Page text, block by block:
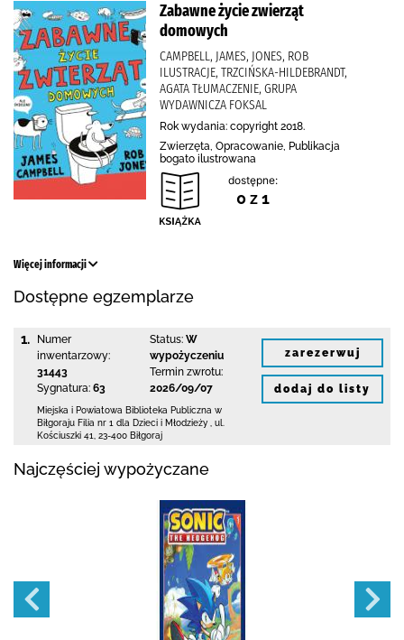
Zabawne życie zwierząt
domowych
CAMPBELL, JAMES, JONES, ROB
ILUSTRACJE, TRZCIŃSKA-HILDEBRANDT,
AGATA TŁUMACZENIE, GRUPA
WYDAWNICZA FOKSAL
Rok wydania: copyright 2018.
Zwierzęta, Opracowanie, Publikacja
bogato ilustrowana
dostępne:
0 z 1
Więcej informacji
Dostępne egzemplarze
1.
Numer
inwentarzowy:
31443
Sygnatura: 63
Status: W
wypożyczeniu
Termin zwrotu:
2026/09/07
Miejska i Powiatowa Biblioteka Publiczna w
Biłgoraju Filia nr 1 dla Dzieci i Młodzieży
ul.
Kościuszki 41
23-400 Biłgoraj
zarezerwuj
dodaj do listy
Najczęściej wypożyczane